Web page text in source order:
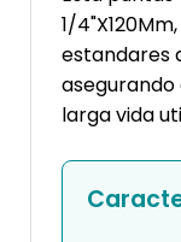
1/
estandares
larga vida